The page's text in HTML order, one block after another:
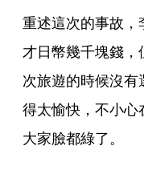
重述這次的事故
才日幣幾千塊錢
次旅遊的時候沒
得太愉快，不小
大家臉都綠了。